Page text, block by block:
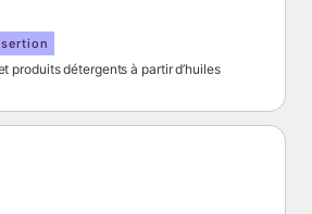
produits détergents à partir d’huiles